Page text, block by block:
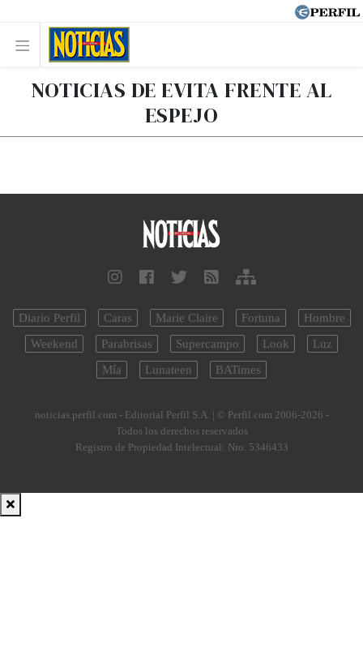
NOTICIAS DE EVITA FRENTE AL
ESPEJO
Diario Perfil Caras Marie Claire Fortuna
Hombre
Weekend
Parabrisas Supercampo Look
Luz
Mía
Lunateen BATimes
noticias.perfil.com - Editorial Perfil S.A. | © Perfil.com 2006-2026 -
Todos los derechos reservados
Registro de Propiedad Intelectual: Nro. 5346433